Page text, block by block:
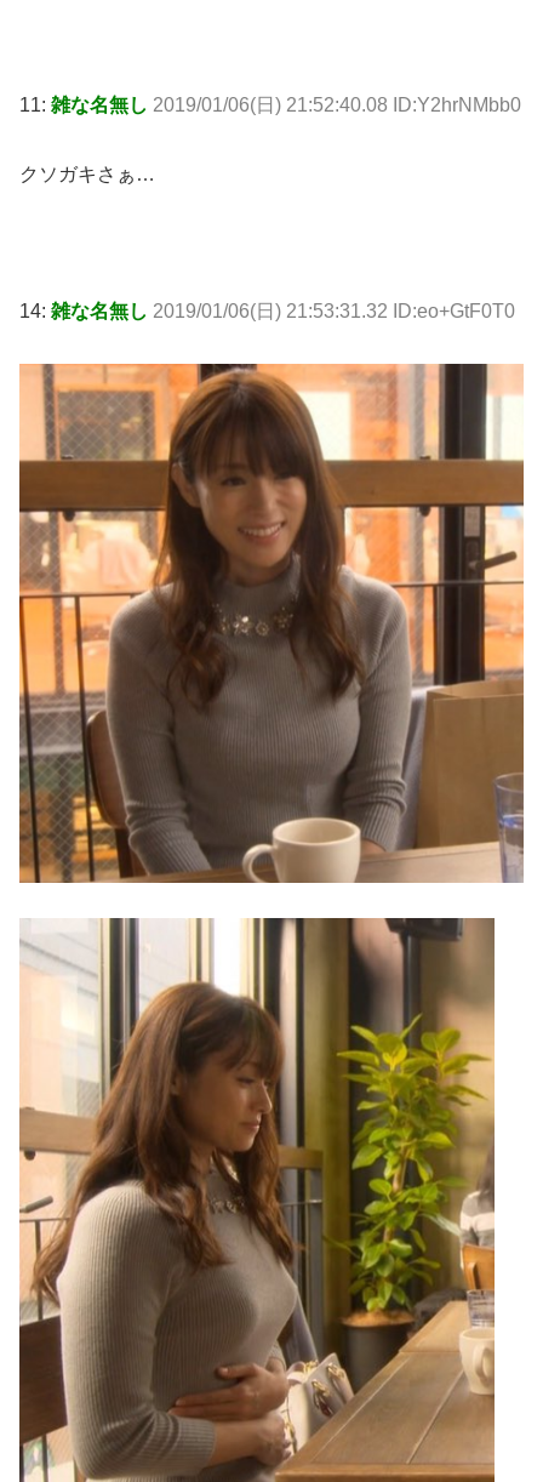
11: 雑な名無し 2019/01/06(日) 21:52:40.08 ID:Y2hrNMbb0
クソガキさぁ…
14: 雑な名無し 2019/01/06(日) 21:53:31.32 ID:eo+GtF0T0